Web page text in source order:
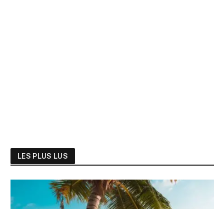
LES PLUS LUS